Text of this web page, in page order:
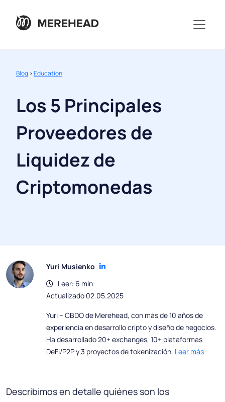
Blog >Education
Los 5 Principales
Proveedores de
Liquidez de
Criptomonedas
Yuri Musienko
Leer: 6 min
Actualizado 02.05.2025
Yuri – CBDO de Merehead, con más de 10 años de
experiencia en desarrollo cripto y diseño de negocios.
Ha desarrollado 20+ exchanges, 10+ plataformas
DeFi/P2P y 3 proyectos de tokenización. Leer más
Describimos en detalle quiénes son los